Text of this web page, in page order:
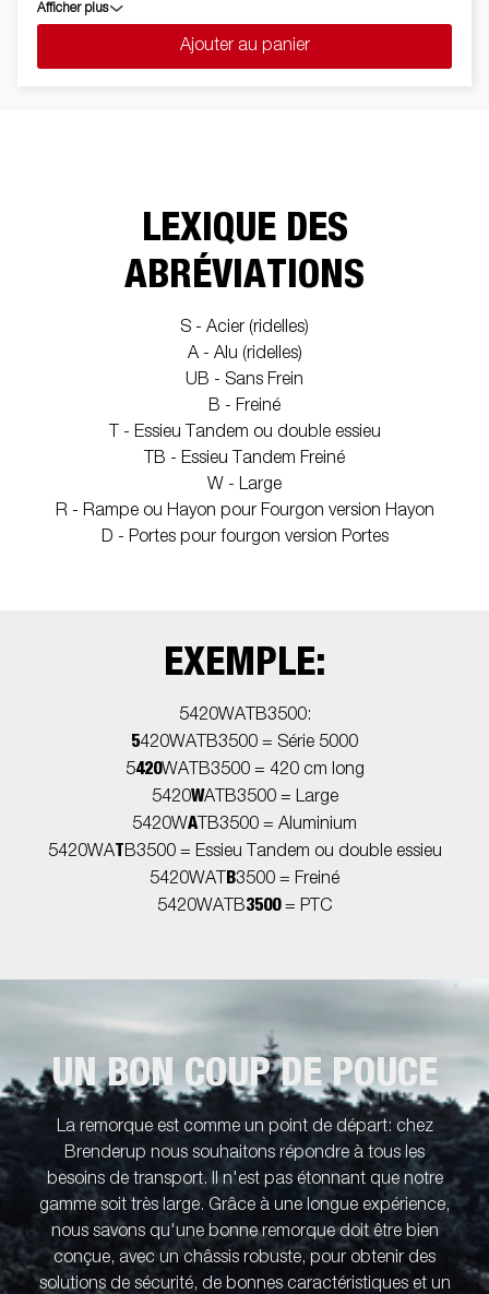
Afficher plus
Ajouter au panier
LEXIQUE DES
ABRÉVIATIONS
S - Acier (ridelles)
A - Alu (ridelles)
UB - Sans Frein
B - Freiné
T - Essieu Tandem ou double essieu
TB - Essieu Tandem Freiné
W - Large
R - Rampe ou Hayon pour Fourgon version Hayon
D - Portes pour fourgon version Portes
EXEMPLE:
5420WATB3500:
5420WATB3500 = Série 5000
5420WATB3500 = 420 cm long
5420WATB3500 = Large
5420WA TB3500 = Aluminium
5420WATB3500 = Essieu Tandem ou double essieu
5420WAT
B3500 = Freiné
5420WATB3500= PTC
UN BON COUP DE POUCE
La remorque est comme un point de départ: chez
Brenderup nous souhaitons répondre à tous les
besoins de transport. Il n'est pas étonnant que notre
gamme soit très large. Grâce à une longue expérience,
nous savons qu'une bonne remorque doit être bien
conçue, avec un châssis robuste, pour obtenir des
solutions de sécurité, de bonnes caractéristiques et un